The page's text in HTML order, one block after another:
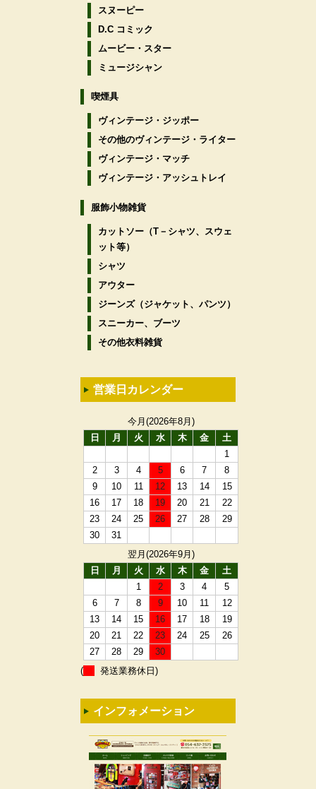
スヌーピー
D.C コミック
ムービー・スター
ミュージシャン
喫煙具
ヴィンテージ・ジッポー
その他のヴィンテージ・ライター
ヴィンテージ・マッチ
ヴィンテージ・アッシュトレイ
服飾小物雑貨
カットソー（T－シャツ、スウェ
ット等）
シャツ
アウター
ジーンズ（ジャケット、パンツ）
スニーカー、ブーツ
その他衣料雑貨
営業日カレンダー
今月(2026年8月)
日
月 火 水 木 金
土
1
2
3 4 5 6 7
8
9
10 11 12 13 14
15
16
17 18 19 20 21
22
23
24 25 26 27 28
29
30
31
翌月(2026年9月)
日
月 火 水 木 金
土
1
2 3 4
5
6
7 8 9 10 11
12
13
14 15 16 17 18
19
20
21 22 23 24 25
26
27
28 29
30
(
発送業務休日)
インフォメーション